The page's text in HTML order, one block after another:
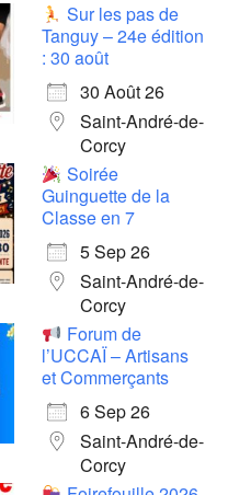
Sur les pas de
Tanguy – 24e édition
: 30 août
30 Août 26
Saint-André-de-
Corcy
Soirée
Guinguette de la
Classe en 7
5 Sep 26
Saint-André-de-
Corcy
Forum de
l’UCCAÏ – Artisans
et Commerçants
6 Sep 26
Saint-André-de-
Corcy